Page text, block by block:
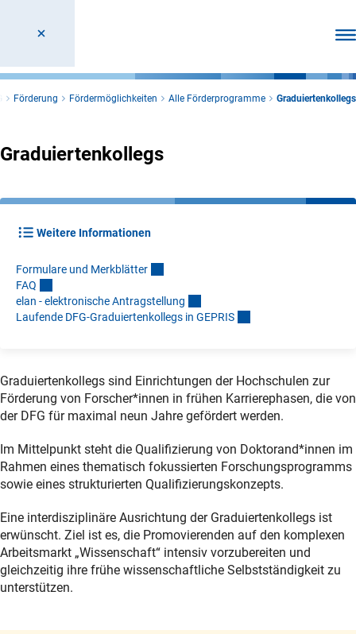
Förderung Fördermöglichkeiten Alle Förderprogramme Graduiertenkollegs
Graduiertenkollegs
Weitere Informationen
Formulare und Merkblätter
FAQ
elan - elektronische Antragstellung
Laufende DFG-Graduiertenkollegs in GEPRIS
Graduiertenkollegs sind Einrichtungen der Hochschulen zur
Förderung von Forscher*innen in frühen Karrierephasen, die von
der DFG für maximal neun Jahre gefördert werden.
Im Mittelpunkt steht die Qualifizierung von Doktorand*innen im
Rahmen eines thematisch fokussierten Forschungsprogramms
sowie eines strukturierten Qualifizierungskonzepts.
Eine interdisziplinäre Ausrichtung der Graduiertenkollegs ist
erwünscht. Ziel ist es, die Promovierenden auf den komplexen
Arbeitsmarkt „Wissenschaft“ intensiv vorzubereiten und
gleichzeitig ihre frühe wissenschaftliche Selbstständigkeit zu
unterstützen.